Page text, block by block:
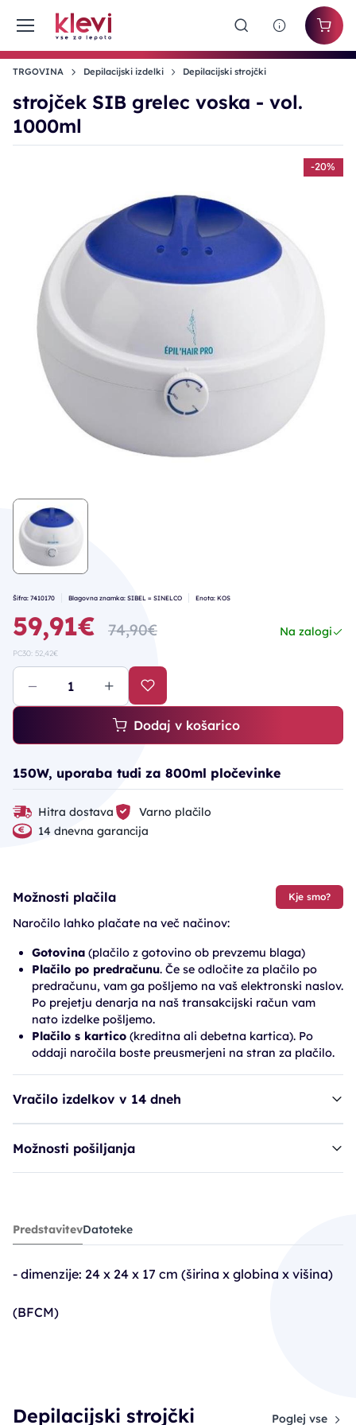
TRGOVINA Depilacijski izdelki Depilacijski strojčki
strojček SIB grelec voska - vol.
1000ml
-20%
Šifra: 7410170 Blagovna znamka: SIBEL = SINELCO Enota: KOS
59,91€ 74,90€ Na zalogi
PC30: 52,42€
Dodaj v košarico
150W, uporaba tudi za 800ml pločevinke
Hitra dostava
Varno plačilo
14 dnevna garancija
Možnosti plačila Kje smo?
Naročilo lahko plačate na več načinov:
Gotovina (plačilo z gotovino ob prevzemu blaga)
Plačilo po predračunu. Če se odločite za plačilo po
predračunu, vam ga pošljemo na vaš elektronski naslov.
Po prejetju denarja na naš transakcijski račun vam
nato izdelke pošljemo.
Plačilo s kartico (kreditna ali debetna kartica). Po
oddaji naročila boste preusmerjeni na stran za plačilo.
Vračilo izdelkov v 14 dneh
Možnosti pošiljanja
strojček SIB grelec voska - vol. 1000ml
59,91€
74,90€
PC30: 52,42€
PredstavitevDatoteke
- dimenzije: 24 x 24 x 17 cm (širina x globina x višina)
(BFCM)
Depilacijski strojčki Poglej vse